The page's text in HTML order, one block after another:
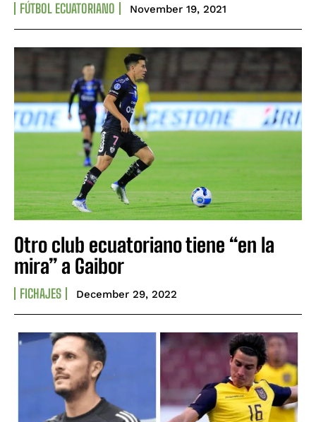
FÚTBOL ECUATORIANO November 19, 2021
Otro club ecuatoriano tiene “en la
mira” a Gaibor
FICHAJES December 29, 2022